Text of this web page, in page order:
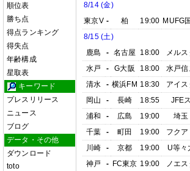
順位表
勝ち点
得点ランキング
得失点
年齢構成
星取表
キーワード
プレスリリース
ニュース
ブログ
データ・その他
ダウンロード
toto
8/14 (金)
東京V - 柏 19:00 MUFG
8/15 (土)
鹿島
- 名古屋 18:00
メルス
水戸
- G大阪 18:00
水戸信
清水
- 横浜FM 18:30
アイス
岡山
- 長崎 18:55
JFEス
浦和
- 広島 19:00
埼玉
千葉
- 町田 19:00
フクア
川崎
- 京都 19:00
U等々
神戸
- FC東京 19:00
ノエス